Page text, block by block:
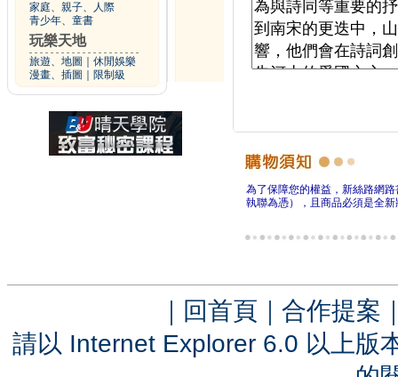
家庭、親子、人際
青少年、童書
玩樂天地
旅遊、地圖
休閒娛樂
漫畫、插圖
限制級
為了保障您的權益，新絲路網
執聯為憑），且商品必須是全
｜ 回首頁 ｜ 合作提案
請以 Internet Explorer 6.0 以上版